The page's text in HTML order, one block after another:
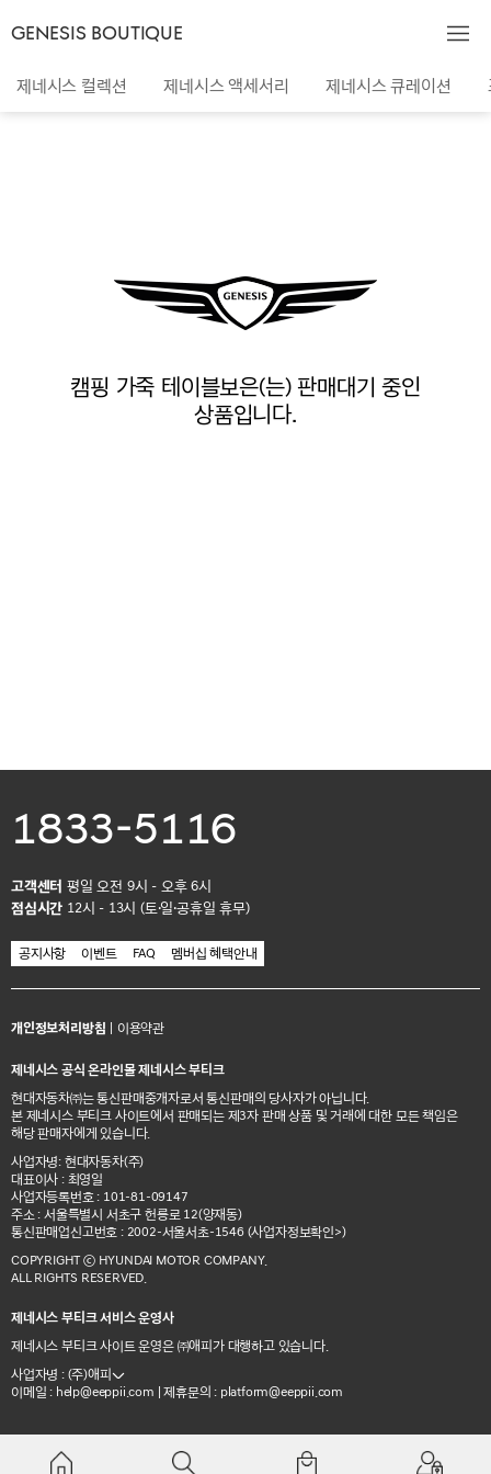
GENESIS BOUTIQUE
제네시스 컬렉션 제네시스 액세서리 제네시스 큐레이션
캠핑 가죽 테이블보은(는) 판매대기 중인
상품입니다.
1833-5116
고객센터 평일 오전 9시 - 오후 6시
점심시간 12시 - 13시 (토·일·공휴일 휴무)
공지사항 이벤트 FAQ 멤버십 혜택안내
개인정보처리방침 이용약관
제네시스 공식 온라인몰 제네시스 부티크
현대자동차㈜는 통신판매중개자로서 통신판매의 당사자가 아닙니다.
본 제네시스 부티크 사이트에서 판매되는 제3자 판매 상품 및 거래에 대한 모든 책임은
해당 판매자에게 있습니다.
사업자명: 현대자동차(주)
대표이사 : 최영일
사업자등록번호 : 101-81-09147
주소 : 서울특별시 서초구 헌릉로 12(양재동)
통신판매업신고번호 : 2002-서울서초-1546 (사업자정보확인>)
COPYRIGHT ⓒ HYUNDAI MOTOR COMPANY.
ALL RIGHTS RESERVED.
제네시스 부티크 서비스 운영사
제네시스 부티크 사이트 운영은 ㈜애피가 대행하고 있습니다.
사업자명 : (주)애피
이메일 :
| 제휴문의 :